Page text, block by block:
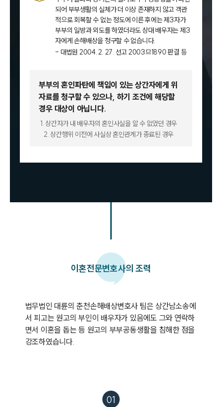
되어 부부생활의 실체가 더 이상 존재하지 않고 객관
적으로 회복할 수 없는 정도에 이른 후에는 제3자가
부부의 일방과 외도를 하였더라도 상대 배우자는 제3
자에게 손해배상을 청구할 수 없습니다.
- 대법원 2004. 2. 27. 선고 2003므1890 판결 등
부부의 혼인파탄에 책임이 있는 상간자에게 위
자료를 청구할 수 있으나, 하기 조건에 해당할
경우 대상이 아닙니다.
1. 상간자가 내 배우자의 혼인사실을 알 수 없었던 경우
2. 상간행위 이전에 사실상 혼인관계가 종료된 경우
이혼전문변호사의 조력
법무법인 대륜의 춘천손해배상변호사 팀은 상간남소송에
서 피고는 원고의 부인이 배우자가 있음에도 그와 연락하
면서 이혼을 돕는 등 원고의 부부공동생활을 침해한 점을
강조하였습니다.